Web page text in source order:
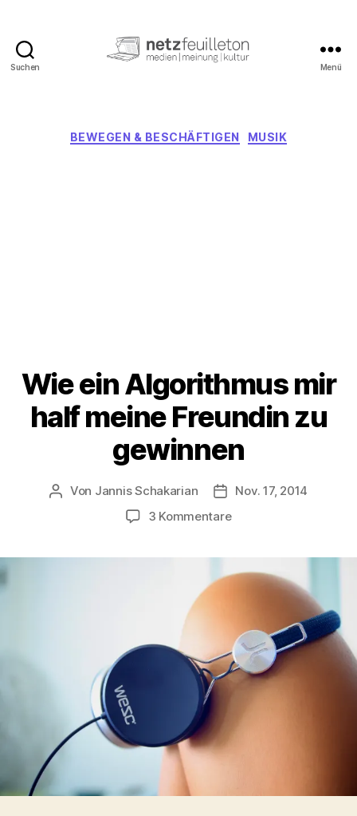
Suchen Menü
Kategorien
BEWEGEN & BESCHÄFTIGEN MUSIK
Wie ein Algorithmus mir
half meine Freundin zu
gewinnen
Beitragsautor
Von Jannis Schakarian
Nov. 17, 2014
3 Kommentarezu
Algorithmus
Freundin
zu
gewinnen